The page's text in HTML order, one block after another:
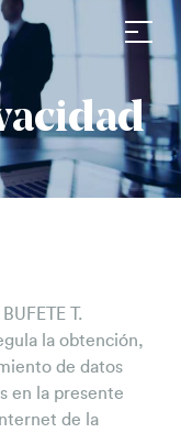
T.
la obtención,
de datos
en la presente
de la